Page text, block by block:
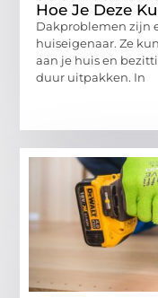
Hoe Je Deze
Dakproblemen zijn
huiseigenaar. Ze
aan je huis en
duur uitpakken. In